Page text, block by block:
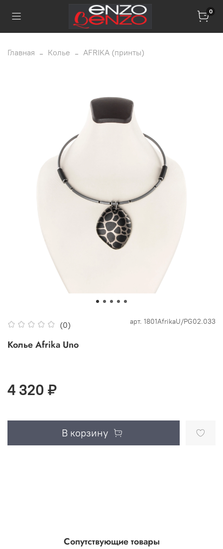
0
Главная Колье AFRIKA (принты)
(0) арт. 1801AfrikaU/PG02.033
Колье Afrika Uno
4 320 ₽
В корзину
Сопутствующие товары